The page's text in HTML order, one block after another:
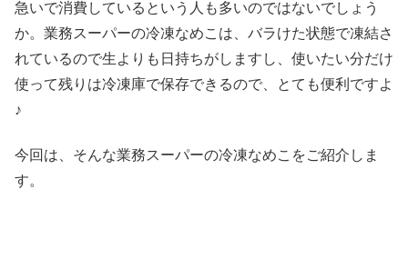
急いで消費しているという人も多いのではないでしょう
か。業務スーパーの冷凍なめこは、バラけた状態で凍結さ
れているので生よりも日持ちがしますし、使いたい分だけ
使って残りは冷凍庫で保存できるので、とても便利ですよ
♪
今回は、そんな業務スーパーの冷凍なめこをご紹介しま
す。